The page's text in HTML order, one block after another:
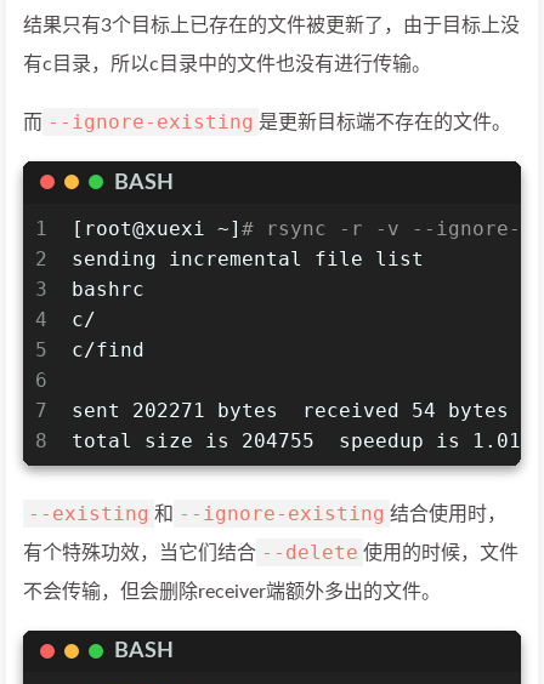
结果只有3个目标上已存在的文件被更新了，由于目标上没
有c目录，所以c目录中的文件也没有进行传输。
而 --ignore-existing 是更新目标端不存在的文件。
BASH
1
2
3
4
5
6
7
8
[root@xuexi ~] # rsync -r -v --ignore-
sending incremental file list
bashrc
c/
c/find
sent 202271 bytes  received 54 bytes
total size is 204755  speedup is 1.01
--existing 和 --ignore-existing 结合使用时，
有个特殊功效，当它们结合 --delete 使用的时候，文件
不会传输，但会删除receiver端额外多出的文件。
BASH